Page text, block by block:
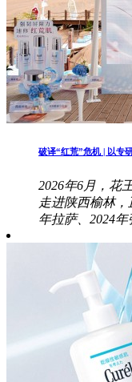
破译“红荒”危机 | 以专
2026年6月，花
走进陕西榆林，
年拉萨、2024年